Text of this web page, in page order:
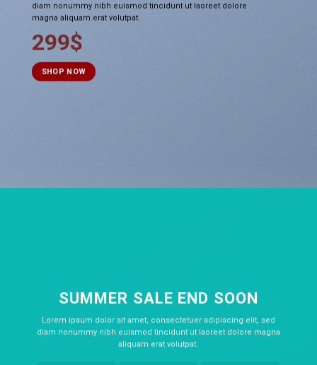
diam nonummy nibh euismod tincidunt ut laoreet dolore
magna aliquam erat volutpat.
299$
SHOP NOW
SUMMER SALE END SOON
Lorem ipsum dolor sit amet, consectetuer adipiscing elit, sed
diam nonummy nibh euismod tincidunt ut laoreet dolore magna
aliquam erat volutpat.